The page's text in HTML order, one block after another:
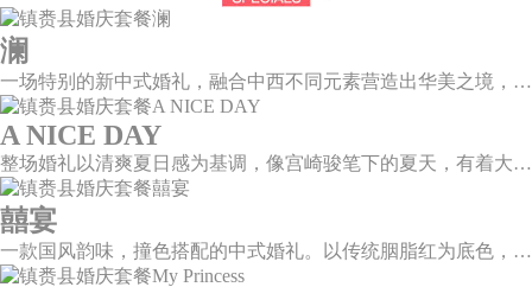
澜
一场特别的新中式婚礼，融合中西不同元素营造出华美之境，有庄严浪漫的西式证婚，也有含蓄深情的中式感恩，从古典到现代，从前世到今生，爱，隽永铭刻。
A NICE DAY
整场婚礼以清爽夏日感为基调，像宫崎骏笔下的夏天，有着大朵大朵像棉花糖似的白云，有蔚蓝蔚蓝的天空和青绿青绿的草地，有着童话世界里干净纯洁的美好，有着日系画风下的治愈感。
囍宴
一款国风韵味，撞色搭配的中式婚礼。以传统胭脂红为底色，黛蓝色花鸟点缀其中，热情的红色和低调的古风书画色相辅相成。